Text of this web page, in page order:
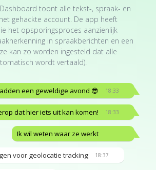
toont alle tekst-, spraak- en
gehackte account. De app heeft
het opsporingsproces aanzienlijk
in spraakberichten en een
kan zo worden ingesteld dat alle
wordt vertaald).
18:33
een geweldige avond 😎
18:33
dat hier iets uit kan komen!
Ik wil weten waar ze werkt
18:37
voor geolocatie tracking